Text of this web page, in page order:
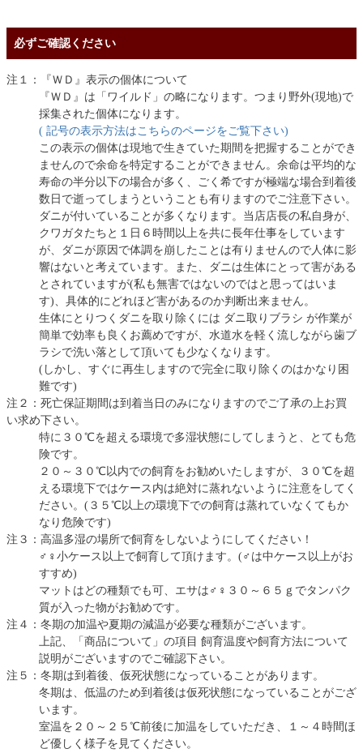
必ずご確認ください
注１：『ＷＤ』表示の個体について
『ＷＤ』は「ワイルド」の略になります。つまり野外(現地)で
採集された個体になります。
( 記号の表示方法はこちらのページをご覧下さい)
この表示の個体は現地で生きていた期間を把握することができ
ませんので余命を特定することができません。余命は平均的な
寿命の半分以下の場合が多く、ごく希ですが極端な場合到着後
数日で逝ってしまうということも有りますのでご注意下さい。
ダニが付いていることが多くなります。当店店長の私自身が、
クワガタたちと１日６時間以上を共に長年仕事をしています
が、ダニが原因で体調を崩したことは有りませんので人体に影
響はないと考えています。また、ダニは生体にとって害がある
とされていますが(私も無害ではないのではと思ってはいま
す)、具体的にどれほど害があるのか判断出来ません。
生体にとりつくダニを取り除くには ダニ取りブラシ が作業が
簡単で効率も良くお薦めですが、水道水を軽く流しながら歯ブ
ラシで洗い落として頂いても少なくなります。
(しかし、すぐに再生しますので完全に取り除くのはかなり困
難です)
注２：死亡保証期間は到着当日のみになりますのでご了承の上お買
い求め下さい。
特に３０℃を超える環境で多湿状態にしてしまうと、とても危
険です。
２０～３０℃以内での飼育をお勧めいたしますが、３０℃を超
える環境下ではケース内は絶対に蒸れないように注意をしてく
ださい。(３５℃以上の環境下での飼育は蒸れていなくてもか
なり危険です)
注３：高温多湿の場所で飼育をしないようにしてください！
♂♀小ケース以上で飼育して頂けます。(♂は中ケース以上がお
すすめ)
マットはどの種類でも可、エサは♂♀３０～６５ｇでタンパク
質が入った物がお勧めです。
注４：冬期の加温や夏期の減温が必要な種類がございます。
上記、「商品について」の項目 飼育温度や飼育方法について
説明がございますのでご確認下さい。
注５：冬期は到着後、仮死状態になっていることがあります。
冬期は、低温のため到着後は仮死状態になっていることがござ
います。
室温を２０～２５℃前後に加温をしていただき、１～４時間ほ
ど優しく様子を見てください。